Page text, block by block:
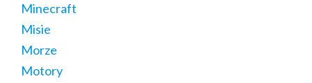
Minecraft
Misie
Morze
Motory